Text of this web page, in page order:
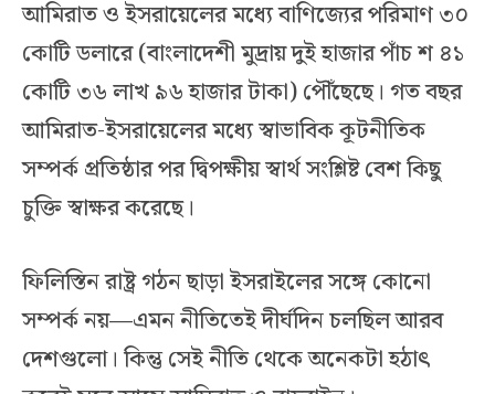
আমিরাত ও ইসরায়েলের মধ্যে বাণিজ্যের পরিমাণ ৩০
কোটি ডলারে (বাংলাদেশী মুদ্রায় দুই হাজার পাঁচ শ ৪১
কোটি ৩৬ লাখ ৯৬ হাজার টাকা) পৌঁছেছে। গত বছর
আমিরাত-ইসরায়েলের মধ্যে স্বাভাবিক কূটনীতিক
সম্পর্ক প্রতিষ্ঠার পর দ্বিপক্ষীয় স্বার্থ সংশ্লিষ্ট বেশ কিছু
চুক্তি স্বাক্ষর করেছে।
ফিলিস্তিন রাষ্ট্র গঠন ছাড়া ইসরাইলের সঙ্গে কোনো
সম্পর্ক নয়—এমন নীতিতেই দীর্ঘদিন চলছিল আরব
দেশগুলো। কিন্তু সেই নীতি থেকে অনেকটা হঠাৎ